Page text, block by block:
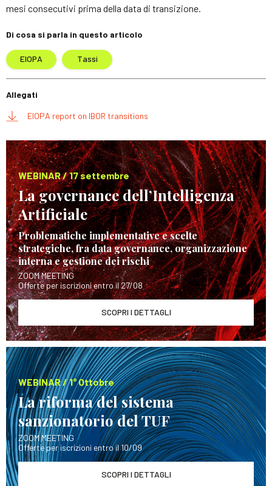
mesi consecutivi prima della data di transizione.
Di cosa si parla in questo articolo
EIOPA Tassi
Allegati
EIOPA report on IBOR transitions
WEBINAR / 17 settembre
La governance dell’Intelligenza
Artificiale
Problematiche implementative e scelte
strategiche, fra data governance, organizzazione
interna e gestione dei rischi
ZOOM MEETING
Offerte per iscrizioni entro il 27/08
SCOPRI I DETTAGLI
WEBINAR / 1° Ottobre
La riforma del sistema
sanzionatorio del TUF
ZOOM MEETING
Offerte per iscrizioni entro il 10/09
SCOPRI I DETTAGLI